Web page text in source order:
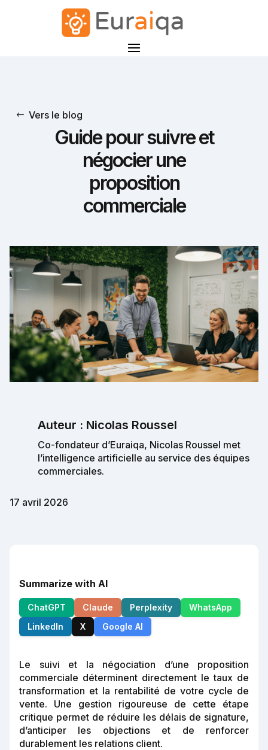
Vers le blog
Guide pour suivre et
négocier une
proposition
commerciale
Auteur : Nicolas Roussel
Co-fondateur d’Euraiqa, Nicolas Roussel met
l’intelligence artificielle au service des équipes
commerciales.
17 avril 2026
Summarize with AI
ChatGPT Claude Perplexity
WhatsApp
LinkedIn
X Google AI
Le suivi et la négociation d’une proposition
commerciale déterminent directement le taux de
transformation et la rentabilité de votre cycle de
vente. Une gestion rigoureuse de cette étape
critique permet de réduire les délais de signature,
d’anticiper les objections et de renforcer
durablement les relations client.